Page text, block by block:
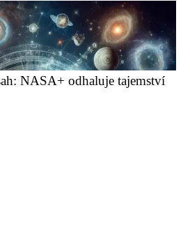
NASA+ odhaluje tajemství